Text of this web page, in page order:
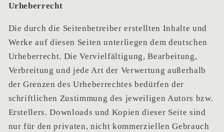
Urheberrecht
Die durch die Seitenbetreiber erstellten Inhalte und
Werke auf diesen Seiten unterliegen dem deutschen
Urheberrecht. Die Vervielfältigung, Bearbeitung,
Verbreitung und jede Art der Verwertung außerhalb
der Grenzen des Urheberrechtes bedürfen der
schriftlichen Zustimmung des jeweiligen Autors bzw.
Erstellers. Downloads und Kopien dieser Seite sind
nur für den privaten, nicht kommerziellen Gebrauch